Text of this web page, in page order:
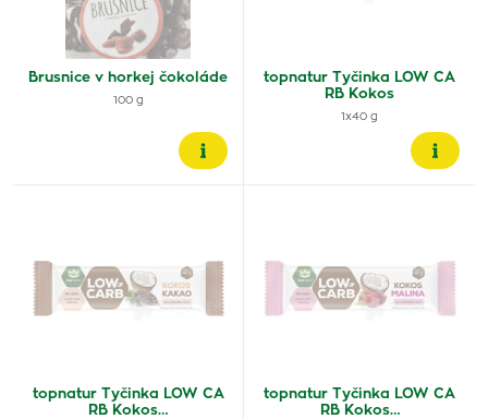
Brusnice v horkej čokoláde
100 g
topnatur Tyčinka LOW CA
RB Kokos
1x40 g
topnatur Tyčinka LOW CA
RB Kokos…
topnatur Tyčinka LOW CA
RB Kokos…